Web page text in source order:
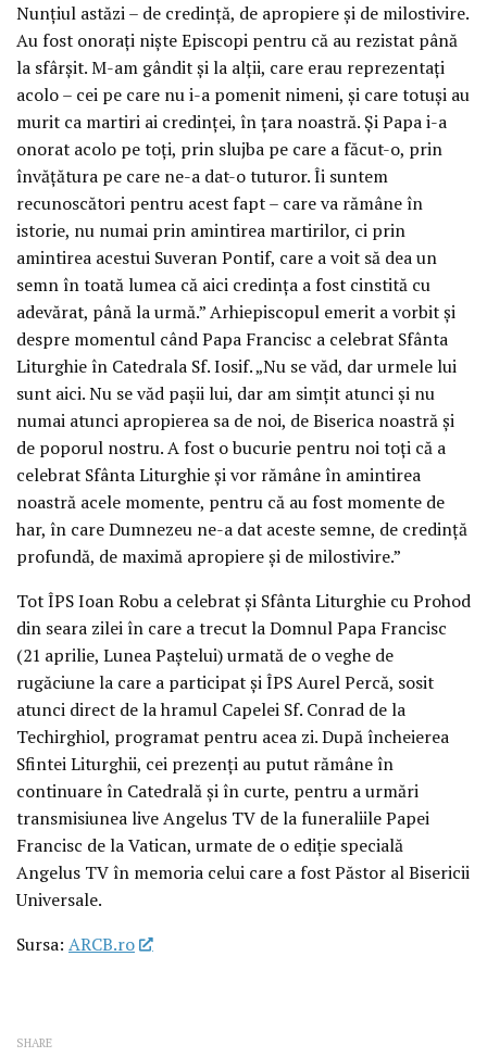
Nunțiul astăzi – de credință, de apropiere și de milostivire.
Au fost onorați niște Episcopi pentru că au rezistat până
la sfârșit. M-am gândit și la alții, care erau reprezentați
acolo – cei pe care nu i-a pomenit nimeni, și care totuși au
murit ca martiri ai credinței, în țara noastră. Și Papa i-a
onorat acolo pe toți, prin slujba pe care a făcut-o, prin
învățătura pe care ne-a dat-o tuturor. Îi suntem
recunoscători pentru acest fapt – care va rămâne în
istorie, nu numai prin amintirea martirilor, ci prin
amintirea acestui Suveran Pontif, care a voit să dea un
semn în toată lumea că aici credința a fost cinstită cu
adevărat, până la urmă.” Arhiepiscopul emerit a vorbit și
despre momentul când Papa Francisc a celebrat Sfânta
Liturghie în Catedrala Sf. Iosif. „Nu se văd, dar urmele lui
sunt aici. Nu se văd pașii lui, dar am simțit atunci și nu
numai atunci apropierea sa de noi, de Biserica noastră și
de poporul nostru. A fost o bucurie pentru noi toți că a
celebrat Sfânta Liturghie și vor rămâne în amintirea
noastră acele momente, pentru că au fost momente de
har, în care Dumnezeu ne-a dat aceste semne, de credință
profundă, de maximă apropiere și de milostivire.”
Tot ÎPS Ioan Robu a celebrat și Sfânta Liturghie cu Prohod
din seara zilei în care a trecut la Domnul Papa Francisc
(21 aprilie, Lunea Paștelui) urmată de o veghe de
rugăciune la care a participat și ÎPS Aurel Percă, sosit
atunci direct de la hramul Capelei Sf. Conrad de la
Techirghiol, programat pentru acea zi. După încheierea
Sfintei Liturghii, cei prezenți au putut rămâne în
continuare în Catedrală și în curte, pentru a urmări
transmisiunea live Angelus TV de la funeraliile Papei
Francisc de la Vatican, urmate de o ediție specială
Angelus TV în memoria celui care a fost Păstor al Bisericii
Universale.
Sursa: ARCB.ro
SHARE